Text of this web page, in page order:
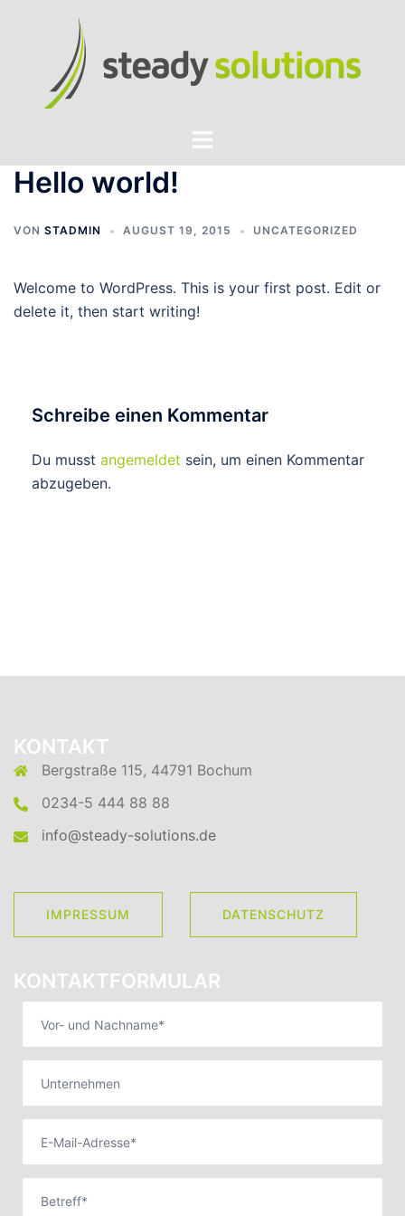
Menü
Hello world!
VON STADMIN AUGUST 19, 2015 UNCATEGORIZED
Welcome to WordPress. This is your first post. Edit or
delete it, then start writing!
Schreibe einen Kommentar
Du musst angemeldet sein, um einen Kommentar
abzugeben.
KONTAKT
Bergstraße 115, 44791 Bochum
0234-5 444 88 88
info@steady-solutions.de
IMPRESSUM DATENSCHUTZ
KONTAKTFORMULAR